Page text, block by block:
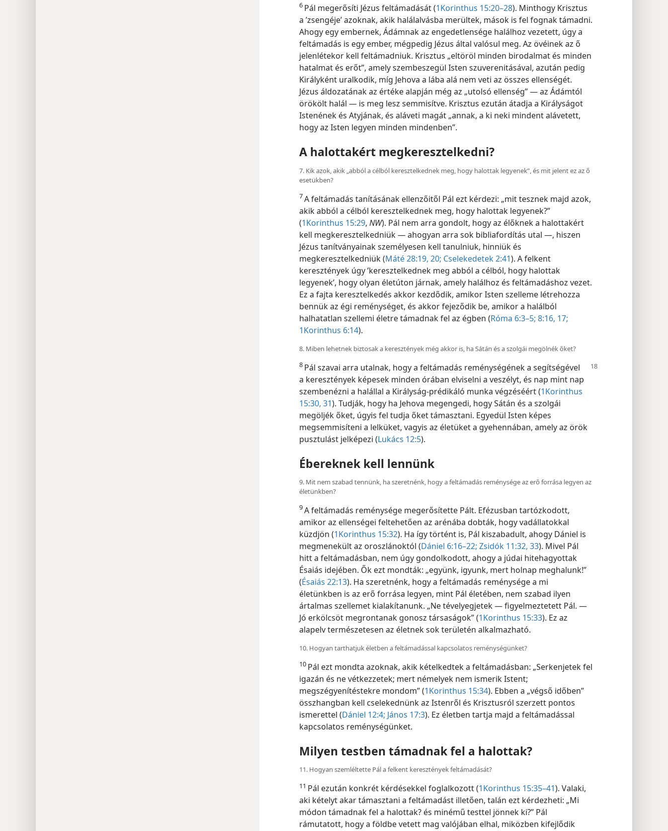
6 Pál megerősíti Jézus feltámadását (1Korinthus 15:20–28). Minthogy Krisztus
a ’zsengéje’ azoknak, akik halálalvásba merültek, mások is fel fognak támadni.
Ahogy egy embernek, Ádámnak az engedetlensége halálhoz vezetett, úgy a
feltámadás is egy ember, mégpedig Jézus által valósul meg. Az övéinek az ő
jelenlétekor kell feltámadniuk. Krisztus „eltöröl minden birodalmat és minden
hatalmat és erőt”, amely szembeszegül Isten szuverenitásával, azután pedig
Királyként uralkodik, míg Jehova a lába alá nem veti az összes ellenségét.
Jézus áldozatának az értéke alapján még az „utolsó ellenség” — az Ádámtól
örökölt halál — is meg lesz semmisítve. Krisztus ezután átadja a Királyságot
Istenének és Atyjának, és aláveti magát „annak, a ki neki mindent alávetett,
hogy az Isten legyen minden mindenben”.
A halottakért megkeresztelkedni?
7. Kik azok, akik „abból a célból keresztelkednek meg, hogy halottak legyenek”, és mit jelent ez az ő
esetükben?
7A feltámadás tanításának ellenzőitől Pál ezt kérdezi: „mit tesznek majd azok,
akik abból a célból keresztelkednek meg, hogy halottak legyenek?”
(1Korinthus 15:29, NW). Pál nem arra gondolt, hogy az élőknek a halottakért
kell megkeresztelkedniük — ahogyan arra sok bibliafordítás utal —, hiszen
Jézus tanítványainak személyesen kell tanulniuk, hinniük és
megkeresztelkedniük (Máté 28:19, 20; Cselekedetek 2:41). A felkent
keresztények úgy ’keresztelkednek meg abból a célból, hogy halottak
legyenek’, hogy olyan életúton járnak, amely halálhoz és feltámadáshoz vezet.
Ez a fajta keresztelkedés akkor kezdődik, amikor Isten szelleme létrehozza
bennük az égi reménységet, és akkor fejeződik be, amikor a halálból
halhatatlan szellemi életre támadnak fel az égben (Róma 6:3–5; 8:16, 17;
1Korinthus 6:14).
8. Miben lehetnek biztosak a keresztények még akkor is, ha Sátán és a szolgái megölnék őket?
8 Pál szavai arra utalnak, hogy a feltámadás reménységének a segítségével
a keresztények képesek minden órában elviselni a veszélyt, és nap mint nap
szembenézni a halállal a Királyság-prédikáló munka végzéséért (1Korinthus
15:30, 31). Tudják, hogy ha Jehova megengedi, hogy Sátán és a szolgái
megöljék őket, úgyis fel tudja őket támasztani. Egyedül Isten képes
megsemmisíteni a lelküket, vagyis az életüket a gyehennában, amely az örök
pusztulást jelképezi (Lukács 12:5).
Ébereknek kell lennünk
9. Mit nem szabad tennünk, ha szeretnénk, hogy a feltámadás reménysége az erő forrása legyen az
életünkben?
9A feltámadás reménysége megerősítette Pált. Efézusban tartózkodott,
amikor az ellenségei feltehetően az arénába dobták, hogy vadállatokkal
küzdjön (1Korinthus 15:32). Ha így történt is, Pál kiszabadult, ahogy Dániel is
megmenekült az oroszlánoktól (Dániel 6:16–22; Zsidók 11:32, 33). Mivel Pál
hitt a feltámadásban, nem úgy gondolkodott, ahogy a júdai hitehagyottak
Ésaiás idejében. Ők ezt mondták: „együnk, igyunk, mert holnap meghalunk!”
(Ésaiás 22:13). Ha szeretnénk, hogy a feltámadás reménysége a mi
életünkben is az erő forrása legyen, mint Pál életében, nem szabad ilyen
ártalmas szellemet kialakítanunk. „Ne tévelyegjetek — figyelmeztetett Pál. —
Jó erkölcsöt megrontanak gonosz társaságok” (1Korinthus 15:33). Ez az
alapelv természetesen az életnek sok területén alkalmazható.
10. Hogyan tarthatjuk életben a feltámadással kapcsolatos reménységünket?
10 Pál ezt mondta azoknak, akik kételkedtek a feltámadásban: „Serkenjetek fel
igazán és ne vétkezzetek; mert némelyek nem ismerik Istent;
megszégyenítéstekre mondom” (1Korinthus 15:34). Ebben a „végső időben”
összhangban kell cselekednünk az Istenről és Krisztusról szerzett pontos
ismerettel (Dániel 12:4; János 17:3). Ez életben tartja majd a feltámadással
kapcsolatos reménységünket.
Milyen testben támadnak fel a halottak?
11. Hogyan szemléltette Pál a felkent keresztények feltámadását?
11 Pál ezután konkrét kérdésekkel foglalkozott (1Korinthus 15:35–41). Valaki,
aki kételyt akar támasztani a feltámadást illetően, talán ezt kérdezheti: „Mi
módon támadnak fel a halottak? és minémű testtel jönnek ki?” Pál
rámutatott, hogy a földbe vetett mag valójában elhal, miközben kifejlődik